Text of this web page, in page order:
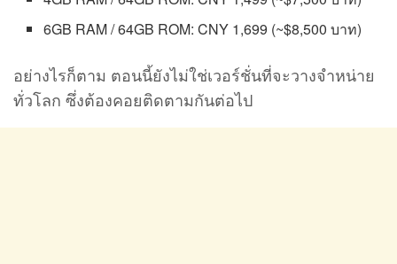
6GB RAM / 64GB ROM: CNY 1,699 (~$8,500 บาท)
อย่างไรก็ตาม ตอนนี้ยังไม่ใช่เวอร์ชั่นที่จะวางจำหน่าย
ทั่วโลก ซึ่งต้องคอยติดตามกันต่อไป